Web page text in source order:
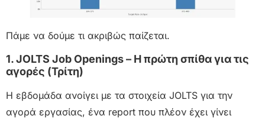
Πάμε να δούμε τι ακριβώς παίζεται.
1. JOLTS Job Openings – Η πρώτη σπίθα για τις
αγορές (Τρίτη)
Η εβδομάδα ανοίγει με τα στοιχεία JOLTS για την
αγορά εργασίας, ένα report που πλέον έχει γίνει